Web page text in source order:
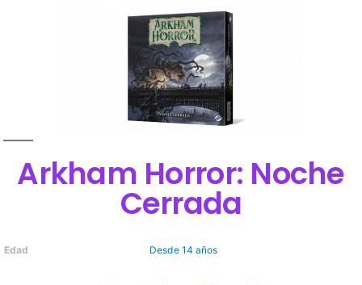
Arkham Horror: Noche
Cerrada
Edad Desde 14 años